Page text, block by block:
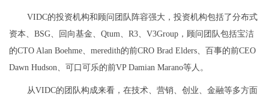
VIDC的投资机构和顾问团队阵容强大，投资机构包括了分布式
资本、BSG、回向基金、Qtum、R3、V3Group，顾问团队包括宝洁
的CTO Alan Boehme、meredith的前CRO Brad Elders、百事的前CEO
Dawn Hudson、可口可乐的前VP Damian Marano等人。
从VIDC的团队构成来看，在技术、营销、创业、金融等多方面